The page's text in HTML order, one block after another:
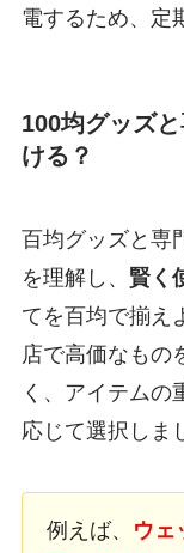
電するため、定
100均グッズ
ける？
百均グッズと専
を理解し、 賢く
てを百均で揃え
店で高価なもの
く、アイテムの
応じて選択しま
例えば、
ウェ